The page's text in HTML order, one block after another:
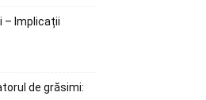
– Implicații
de grăsimi: